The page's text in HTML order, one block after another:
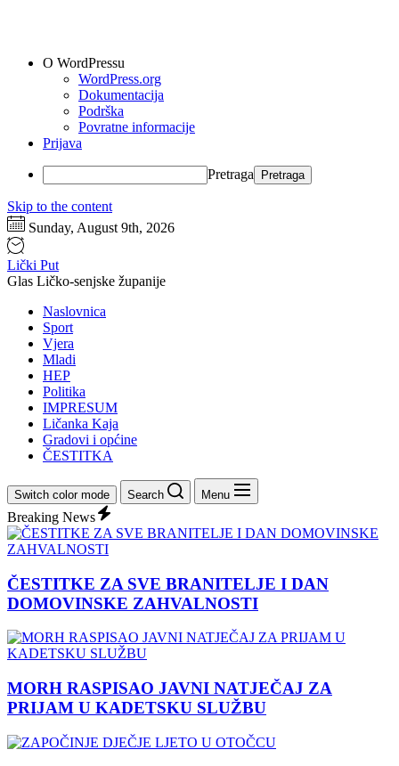
O WordPressu
WordPress.org
Dokumentacija
Podrška
Povratne informacije
Prijava
Pretraga
Skip to the content
Sunday, August 9th, 2026
Lički Put
Glas Ličko-senjske županije
Naslovnica
Sport
Vjera
Mladi
HEP
Politika
IMPRESUM
Ličanka Kaja
Gradovi i općine
ČESTITKA
Switch color mode Search Menu
Breaking News
ČESTITKE ZA SVE BRANITELJE I DAN
DOMOVINSKE ZAHVALNOSTI
MORH RASPISAO JAVNI NATJEČAJ ZA
PRIJAM U KADETSKU SLUŽBU